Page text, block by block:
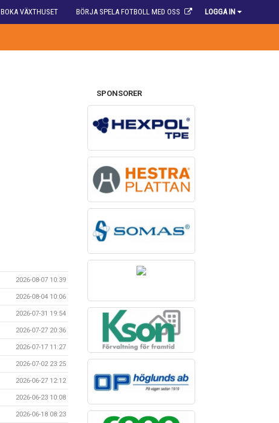
BOKA VÄXTHUSET BÖRJA SPELA FOTBOLL MED OSS LOGGA IN
2026-08-07 10:39
2026-08-04 10:06
2026-07-31 19:54
2026-07-27 20:36
2026-07-17 11:27
2026-07-02 23:25
2026-06-27 12:12
2026-06-23 10:08
2026-06-18 08:23
SPONSORER